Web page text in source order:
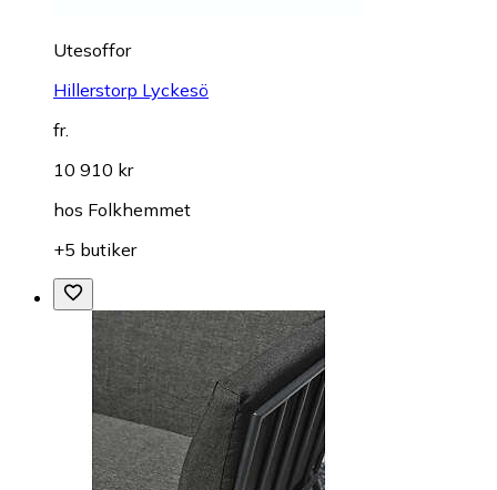
Utesoffor
Hillerstorp Lyckesö
fr.
10 910 kr
hos Folkhemmet
+5 butiker